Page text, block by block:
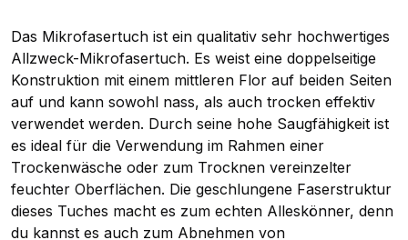
Das Mikrofasertuch ist ein qualitativ sehr hochwertiges
Allzweck-Mikrofasertuch. Es weist eine doppelseitige
Konstruktion mit einem mittleren Flor auf beiden Seiten
auf und kann sowohl nass, als auch trocken effektiv
verwendet werden. Durch seine hohe Saugfähigkeit ist
es ideal für die Verwendung im Rahmen einer
Trockenwäsche oder zum Trocknen vereinzelter
feuchter Oberflächen. Die geschlungene Faserstruktur
dieses Tuches macht es zum echten Alleskönner, denn
du kannst es auch zum Abnehmen von